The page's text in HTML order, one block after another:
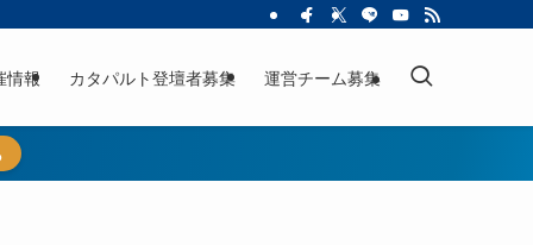
情報 カタパルト登壇者募集 運営チーム募集